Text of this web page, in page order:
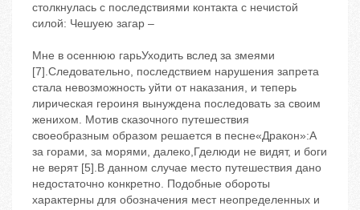
столкнулась с последствиями контакта с нечистой
силой: Чешуею загар –
Мне в осеннюю гарьУходить вслед за змеями
[7].Следовательно, последствием нарушения запрета
стала невозможность уйти от наказания, и теперь
лирическая героиня вынуждена последовать за своим
женихом. Мотив сказочного путешествия
своеобразным образом решается в песне«Дракон»:А
за горами, за морями, далеко,Гделюди не видят, и боги
не верят [5].В данном случае место путешествия дано
недостаточно конкретно. Подобные обороты
характерны для обозначения мест неопределенных и